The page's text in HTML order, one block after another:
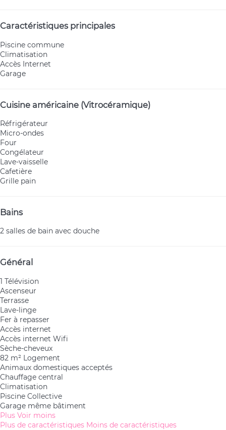
Caractéristiques principales
Piscine commune
Climatisation
Accès Internet
Garage
Cuisine américaine (Vitrocéramique)
Réfrigérateur
Micro-ondes
Four
Congélateur
Lave-vaisselle
Cafetière
Grille pain
Bains
2 salles de bain avec douche
Général
1 Télévision
Ascenseur
Terrasse
Lave-linge
Fer à repasser
Accès internet
Accès internet Wifi
Sèche-cheveux
82 m² Logement
Animaux domestiques acceptés
Chauffage central
Climatisation
Piscine Collective
Garage même bâtiment
Plus Voir moins
Plus de caractéristiques Moins de caractéristiques